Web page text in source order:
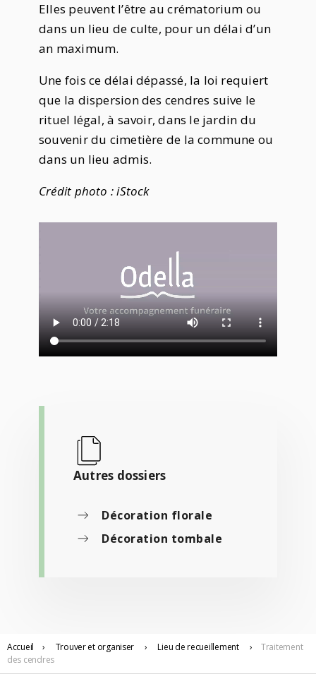
Elles peuvent l’être au crématorium ou
dans un lieu de culte, pour un délai d’un
an maximum.
Une fois ce délai dépassé, la loi requiert
que la dispersion des cendres suive le
rituel légal, à savoir, dans le jardin du
souvenir du cimetière de la commune ou
dans un lieu admis.
Crédit photo : iStock
Autres dossiers
Décoration florale
Décoration tombale
Accueil › Trouveret organiser › Lieu de recueillement ›
Traitement
des cendres